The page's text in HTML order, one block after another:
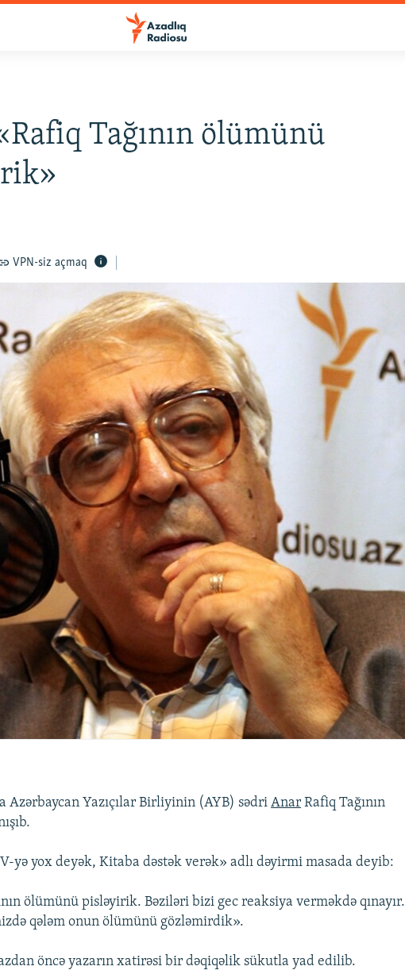
Tağının ölümünü
VPN-siz açmaq
Azərbaycan Yazıçılar Birliyinin (AYB) sədriAnar Rafiq Tağının
yə yox deyək, Kitaba dəstək verək» adlı dəyirmi masada deyib:
ölümünü pisləyirik. Bəziləri bizi gec reaksiya verməkdə qınayır.
qələm onun ölümünü gözləmirdik».
öncə yazarın xatirəsi bir dəqiqəlik sükutla yad edilib.